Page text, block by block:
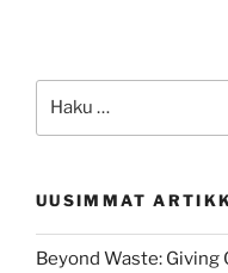
UUSIMMAT
Beyond Waste: